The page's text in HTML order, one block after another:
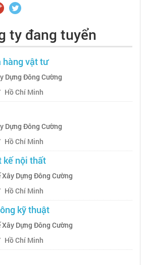
ty đang tuyển
hàng vật tư
Dựng Đông Cường
Hồ Chí Minh
Dựng Đông Cường
Hồ Chí Minh
kế nội thất
Xây Dựng Đông Cường
Hồ Chí Minh
kỹ thuật
Xây Dựng Đông Cường
Hồ Chí Minh